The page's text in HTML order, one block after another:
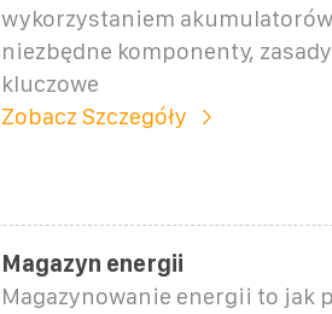
wykorzystaniem
niezbędne komponenty,
kluczowe
Zobacz Szczegóły
Magazyn energii
Magazynowanie energii to jak